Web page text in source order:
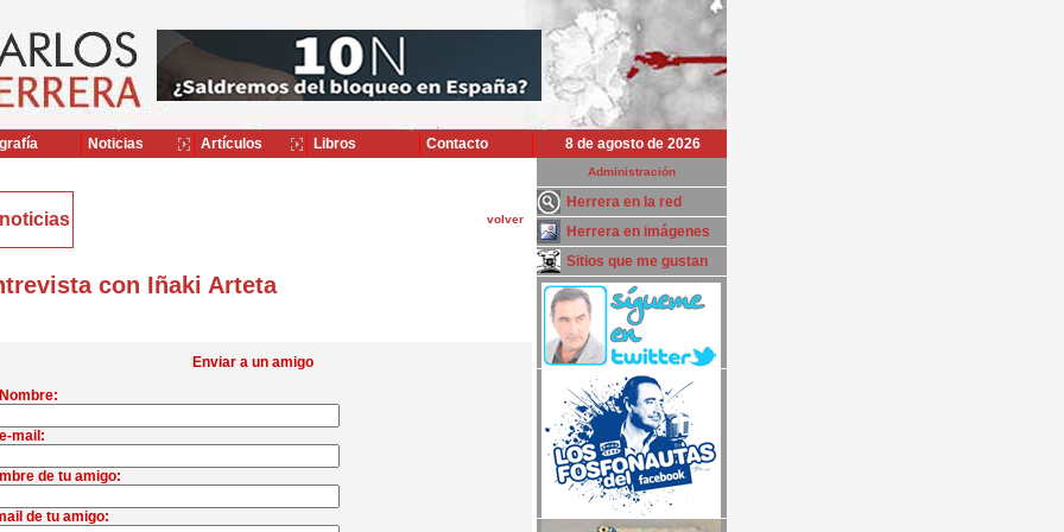
8 de agosto de 2026
volver
con Iñaki Arteta
Enviar a un amigo
mail:
de tu amigo:
de tu amigo:
Administración
Herrera en la red
Herrera en imágenes
Sitios que me gustan
Noticias Artículos Libros Contacto